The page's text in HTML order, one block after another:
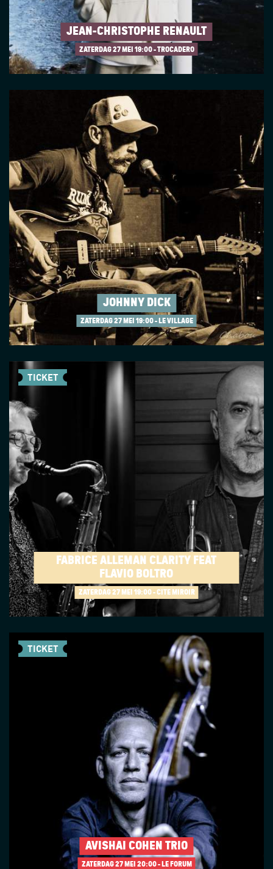
JEAN-CHRISTOPHE RENAULT
ZATERDAG 27 MEI 19:00 - TROCADERO
JOHNNY DICK
ZATERDAG 27 MEI 19:00 - LE VILLAGE
FABRICE ALLEMAN CLARITY FEAT
FLAVIO BOLTRO
ZATERDAG 27 MEI 19:00 - CITÉ MIROIR
TICKET
AVISHAI COHEN TRIO
ZATERDAG 27 MEI 20:00 - LE FORUM
TICKET